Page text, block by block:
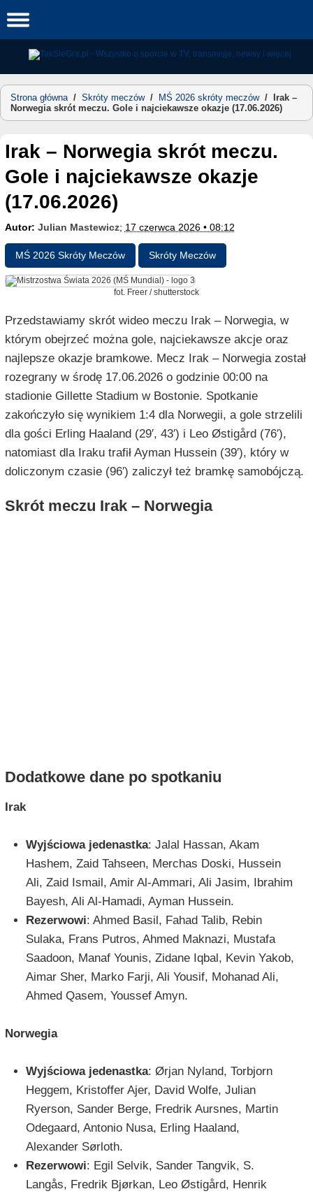
to
Strona główna/ Skróty meczów/ MŚ 2026 skróty meczów/
Irak –
Norwegia skrót meczu. Gole i najciekawsze okazje (17.06.2026)
Irak – Norwegia skrót meczu.
Gole i najciekawsze okazje
(17.06.2026)
Autor: Julian Mastewicz; 17 czerwca 2026 • 08:12
MŚ 2026 Skróty Meczów Skróty Meczów
fot. Freer / shutterstock
Przedstawiamy skrót wideo meczu Irak – Norwegia, w
którym obejrzeć można gole, najciekawsze akcje oraz
najlepsze okazje bramkowe. Mecz Irak – Norwegia został
rozegrany w środę 17.06.2026 o godzinie 00:00 na
stadionie Gillette Stadium w Bostonie. Spotkanie
zakończyło się wynikiem 1:4 dla Norwegii, a gole strzelili
dla gości Erling Haaland (29′, 43′) i Leo Østigård (76′),
natomiast dla Iraku trafił Ayman Hussein (39′), który w
doliczonym czasie (96′) zaliczył też bramkę samobójczą.
Skrót meczu Irak – Norwegia
Dodatkowe dane po spotkaniu
Irak
Wyjściowa jedenastka: Jalal Hassan, Akam
Hashem, Zaid Tahseen, Merchas Doski, Hussein
Ali, Zaid Ismail, Amir Al-Ammari, Ali Jasim, Ibrahim
Bayesh, Ali Al-Hamadi, Ayman Hussein.
Rezerwowi: Ahmed Basil, Fahad Talib, Rebin
Sulaka, Frans Putros, Ahmed Maknazi, Mustafa
Saadoon, Manaf Younis, Zidane Iqbal, Kevin Yakob,
Aimar Sher, Marko Farji, Ali Yousif, Mohanad Ali,
Ahmed Qasem, Youssef Amyn.
Norwegia
Wyjściowa jedenastka: Ørjan Nyland, Torbjorn
Heggem, Kristoffer Ajer, David Wolfe, Julian
Ryerson, Sander Berge, Fredrik Aursnes, Martin
Odegaard, Antonio Nusa, Erling Haaland,
Alexander Sørloth.
Rezerwowi: Egil Selvik, Sander Tangvik, S.
Langås, Fredrik Bjørkan, Leo Østigård, Henrik